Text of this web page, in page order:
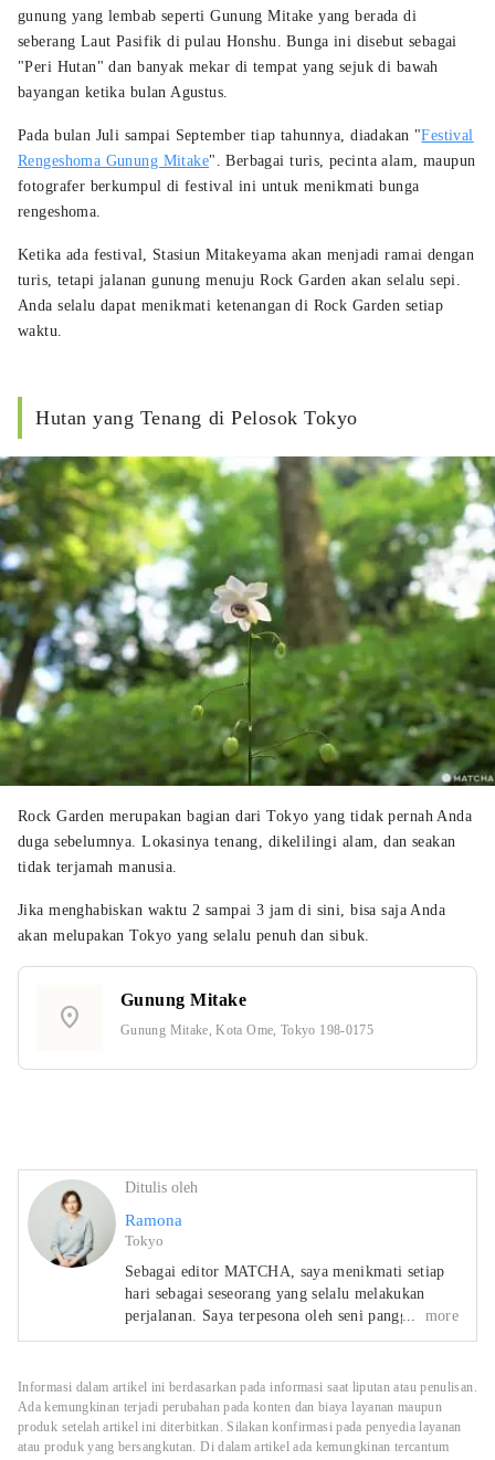
gunung yang lembab seperti Gunung Mitake yang berada di
seberang Laut Pasifik di pulau Honshu. Bunga ini disebut sebagai
"Peri Hutan" dan banyak mekar di tempat yang sejuk di bawah
bayangan ketika bulan Agustus.
Pada bulan Juli sampai September tiap tahunnya, diadakan "Festival
Rengeshoma Gunung Mitake". Berbagai turis, pecinta alam, maupun
fotografer berkumpul di festival ini untuk menikmati bunga
rengeshoma.
Ketika ada festival, Stasiun Mitakeyama akan menjadi ramai dengan
turis, tetapi jalanan gunung menuju Rock Garden akan selalu sepi.
Anda selalu dapat menikmati ketenangan di Rock Garden setiap
waktu.
Hutan yang Tenang di Pelosok Tokyo
Rock Garden merupakan bagian dari Tokyo yang tidak pernah Anda
duga sebelumnya. Lokasinya tenang, dikelilingi alam, dan seakan
tidak terjamah manusia.
Jika menghabiskan waktu 2 sampai 3 jam di sini, bisa saja Anda
akan melupakan Tokyo yang selalu penuh dan sibuk.
location_on
Gunung Mitake
Gunung Mitake, Kota Ome, Tokyo 198-0175
Ditulis oleh
Ramona
Tokyo
Sebagai editor MATCHA, saya menikmati setiap
hari sebagai seseorang yang selalu melakukan
perjalanan. Saya terpesona oleh seni panggung
Jepang, terutama Noh. Saya juga menulis novel.
more
Informasi dalam artikel ini berdasarkan pada informasi saat liputan atau penulisan.
Ada kemungkinan terjadi perubahan pada konten dan biaya layanan maupun
produk setelah artikel ini diterbitkan. Silakan konfirmasi pada penyedia layanan
atau produk yang bersangkutan. Di dalam artikel ada kemungkinan tercantum